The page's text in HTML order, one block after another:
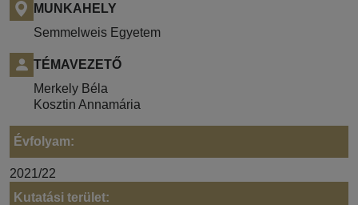
MUNKAHELY
Semmelweis Egyetem
TÉMAVEZETŐ
Merkely Béla
Kosztin Annamária
Évfolyam:
2021/22
Kutatási terület: